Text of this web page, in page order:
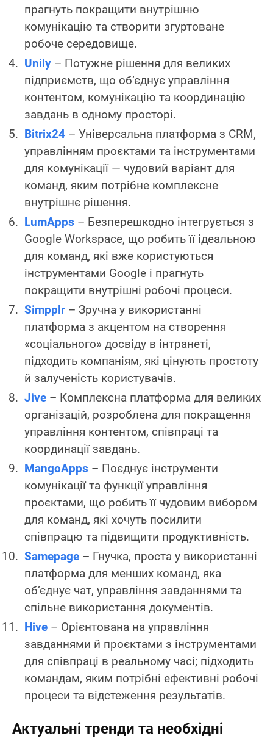
прагнуть покращити внутрішню
комунікацію та створити згуртоване
робоче середовище.
Unily – Потужне рішення для великих
підприємств, що об’єднує управління
контентом, комунікацію та координацію
завдань в одному просторі.
Bitrix24 – Універсальна платформа з CRM,
управлінням проєктами та інструментами
для комунікації — чудовий варіант для
команд, яким потрібне комплексне
внутрішнє рішення.
LumApps – Безперешкодно інтегрується з
Google Workspace, що робить її ідеальною
для команд, які вже користуються
інструментами Google і прагнуть
покращити внутрішні робочі процеси.
Simpplr – Зручна у використанні
платформа з акцентом на створення
«соціального» досвіду в інтранеті,
підходить компаніям, які цінують простоту
й залученість користувачів.
Jive – Комплексна платформа для великих
організацій, розроблена для покращення
управління контентом, співпраці та
координації завдань.
MangoApps – Поєднує інструменти
комунікації та функції управління
проєктами, що робить її чудовим вибором
для команд, які хочуть посилити
співпрацю та підвищити продуктивність.
Samepage – Гнучка, проста у використанні
платформа для менших команд, яка
об’єднує чат, управління завданнями та
спільне використання документів.
Hive – Орієнтована на управління
завданнями й проєктами з інструментами
для співпраці в реальному часі; підходить
командам, яким потрібні ефективні робочі
процеси та відстеження результатів.
Актуальні тренди та необхідні